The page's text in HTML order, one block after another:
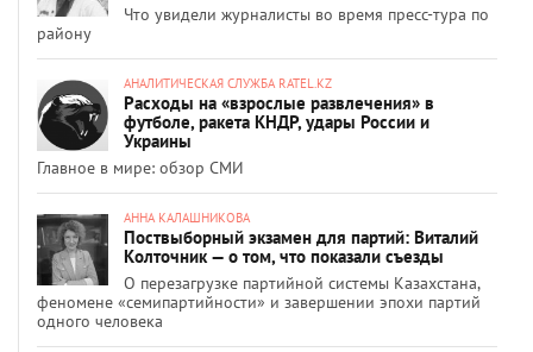
Что увидели журналисты во время пресс-тура по
району
АНАЛИТИЧЕСКАЯ СЛУЖБА RATEL.KZ
Расходы на «взрослые развлечения» в
футболе, ракета КНДР, удары России и
Украины
Главное в мире: обзор СМИ
АННА КАЛАШНИКОВА
Поствыборный экзамен для партий: Виталий
Колточник — о том, что показали съезды
О перезагрузке партийной системы Казахстана,
феномене «семипартийности» и завершении эпохи партий
одного человека